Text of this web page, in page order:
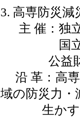
3. 高専防災減
主 催：独立
国立研究
公益財団
沿 革：高専
域の防災力・
生かすた